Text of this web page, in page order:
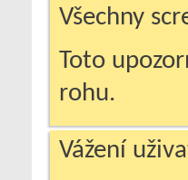
Všechny
Toto
rohu.
Vážení